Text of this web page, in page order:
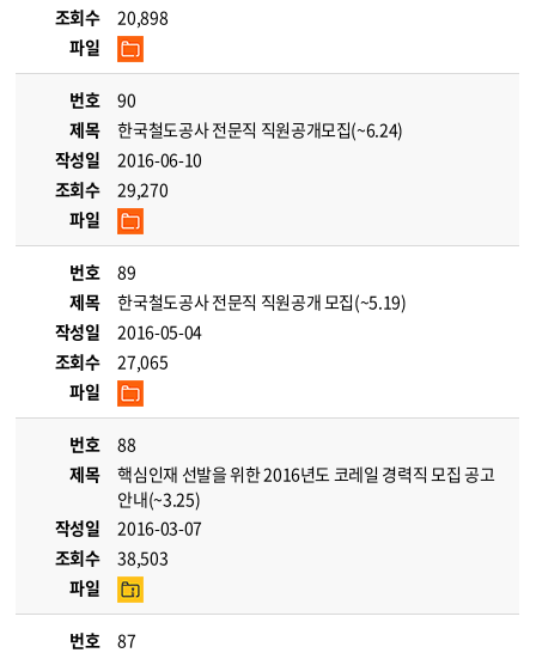
조회수
20,898
파일
번호
90
제목
한국철도공사 전문직 직원공개모집(~6.24)
작성일
2016-06-10
조회수
29,270
파일
번호
89
제목
한국철도공사 전문직 직원공개 모집(~5.19)
작성일
2016-05-04
조회수
27,065
파일
번호
88
제목
핵심인재 선발을 위한 2016년도 코레일 경력직 모집 공고
안내(~3.25)
작성일
2016-03-07
조회수
38,503
파일
번호
87